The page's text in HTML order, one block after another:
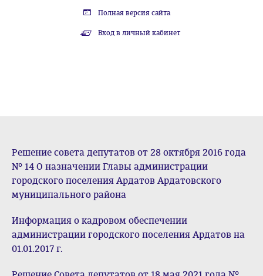
Полная версия сайта
Вход в личный кабинет
Решение совета депутатов от 28 октября 2016 года
№ 14 О назначении Главы администрации
городского поселения Ардатов Ардатовского
муниципального района
Информация о кадровом обеспечении
администрации городского поселения Ардатов на
01.01.2017 г.